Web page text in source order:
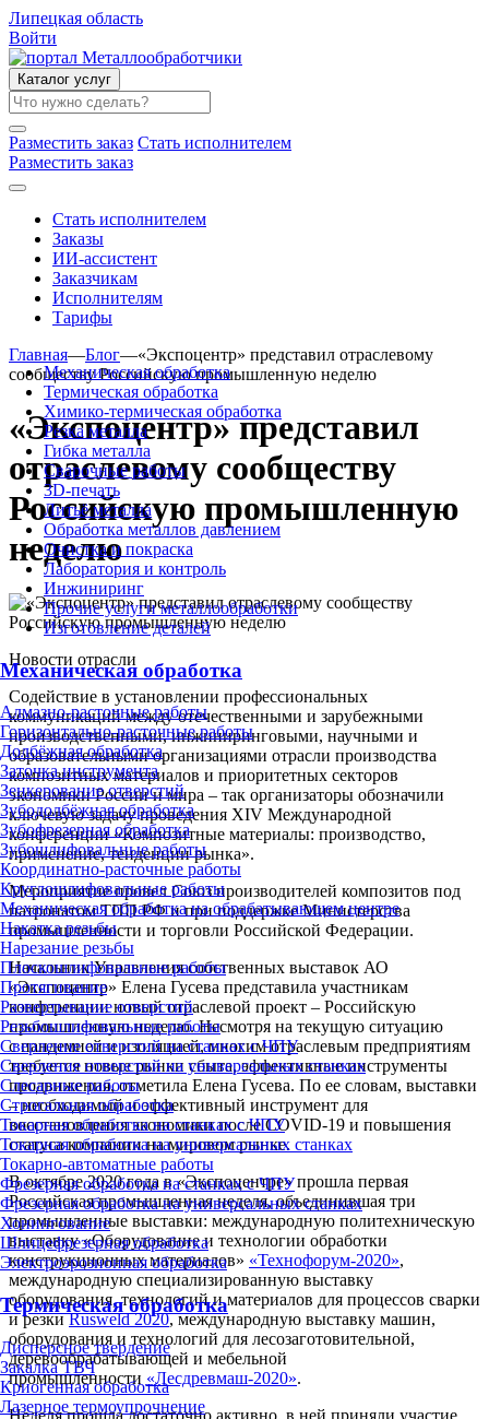
Липецкая область
Войти
Каталог услуг
Разместить заказ Стать исполнителем
Разместить заказ
Стать исполнителем
Заказы
ИИ-ассистент
Заказчикам
Исполнителям
Тарифы
Механическая обработка
Термическая обработка
Химико-термическая обработка
Резка металла
Гибка металла
Сварочные работы
3D-печать
Литьё металла
Обработка металлов давлением
Очистка и покраска
Лаборатория и контроль
Инжиниринг
Прочие услуги металлообработки
Изготовление деталей
Механическая обработка
Алмазно-расточные работы
Горизонтально-расточные работы
Долбёжная обработка
Заточка инструмента
Зенкерование отверстий
Зубодолбёжная обработка
Зубофрезерная обработка
Зубошлифовальные работы
Координатно-расточные работы
Круглошлифовальные работы
Механическая обработка на обрабатывающем центре
Накатка резьбы
Нарезание резьбы
Плоскошлифовальные работы
Протягивание
Развертывание отверстий
Резьбошлифовальные работы
Сверление отверстий на станках с ЧПУ
Сверление отверстий на универсальных станках
Слесарные работы
Строгальная обработка
Токарная обработка на станках с ЧПУ
Токарная обработка на универсальных станках
Токарно-автоматные работы
Фрезерная обработка на станках с ЧПУ
Фрезерная обработка на универсальных станках
Хонингование
Шлицефрезерная обработка
Электроэрозионная обработка
Термическая обработка
Дисперсное твердение
Закалка ТВЧ
Криогенная обработка
Лазерное термоупрочнение
Главная—Блог—«Экспоцентр» представил отраслевому
сообществу Российскую промышленную неделю
«Экспоцентр» представил
отраслевому сообществу
Российскую промышленную
неделю
Новости отрасли
Содействие в установлении профессиональных
коммуникаций между отечественными и зарубежными
производственными, инжиниринговыми, научными и
образовательными организациями отрасли производства
композитных материалов и приоритетных секторов
экономики России и мира – так организаторы обозначили
ключевую задачу проведения XIV Международной
конференции «Композитные материалы: производство,
применение, тенденции рынка».
Мероприятие провел Союз производителей композитов под
патронатом ТПП РФ и при поддержке Министерства
промышленности и торговли Российской Федерации.
Начальник Управления собственных выставок АО
«Экспоцентр» Елена Гусева представила участникам
конференции новый отраслевой проект – Российскую
промышленную неделю. Несмотря на текущую ситуацию
с пандемией и изоляцией, многим отраслевым предприятиям
требуется новые рынки сбыта, эффективные инструменты
продвижения, отметила Елена Гусева. По ее словам, выставки
– необходимый и эффективный инструмент для
восстановления экономики после COVID-19 и повышения
статуса компании на мировом рынке.
В октябре 2020 года в «Экспоцентре» прошла первая
Российская промышленная неделя, объединившая три
промышленные выставки: международную политехническую
выставку «Оборудование и технологии обработки
конструкционных материалов» «Технофорум-2020»,
международную специализированную выставку
оборудования, технологий и материалов для процессов сварки
и резкиRusweld 2020, международную выставку машин,
оборудования и технологий для лесозаготовительной,
деревообрабатывающей и мебельной
промышленности «Лесдревмаш-2020».
Неделя прошла достаточно активно, в ней приняли участие